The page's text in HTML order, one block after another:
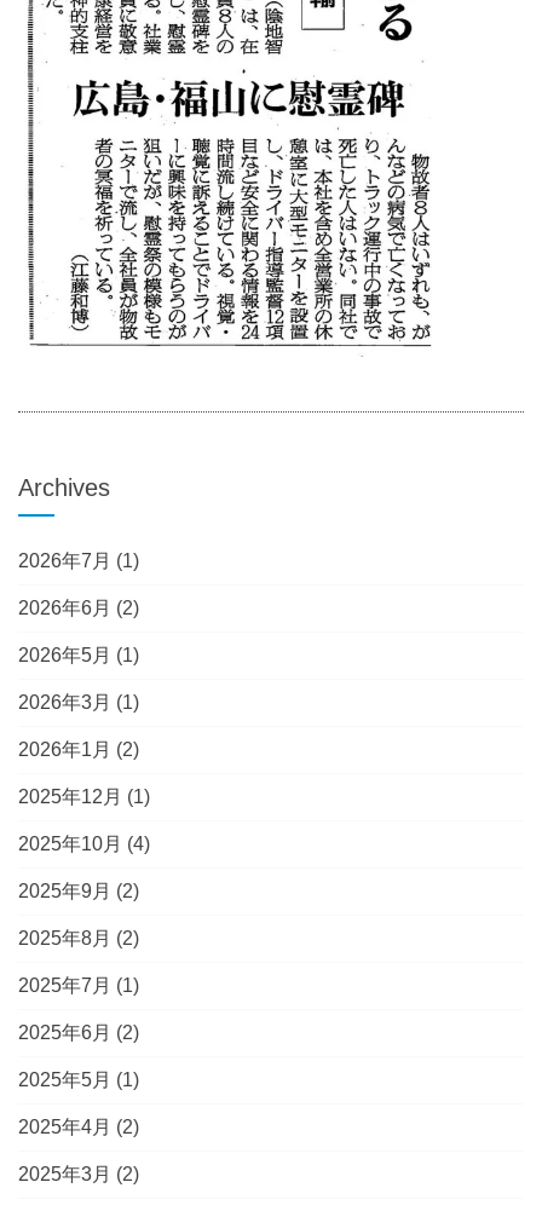
Archives
2026年7月 (1)
2026年6月 (2)
2026年5月 (1)
2026年3月 (1)
2026年1月 (2)
2025年12月 (1)
2025年10月 (4)
2025年9月 (2)
2025年8月 (2)
2025年7月 (1)
2025年6月 (2)
2025年5月 (1)
2025年4月 (2)
2025年3月 (2)